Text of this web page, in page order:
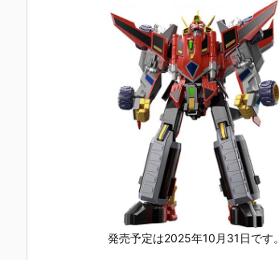
発売予定は2025年10月31日です。